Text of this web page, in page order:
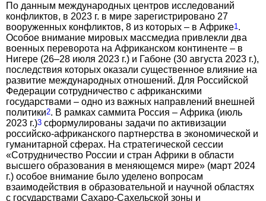
По данным международных центров исследований
конфликтов, в 2023 г. в мире зарегистрировано 27
вооруженных конф­ликтов, 8 из которых – в Африке1.
Особое внимание мировых массмедиа привлекли два
военных переворота на Африканском континенте – в
Нигере (26–28 июля 2023 г.) и Габоне (30 августа 2023 г.),
последствия которых оказали существенное влияние на
развитие международных отношений. Для Российской
Федерации сотрудничество с африканскими
государствами – одно из важных направлений внешней
политики2. В рамках саммита Россия – Африка (июль
2023 г.)3 сформулированы задачи по активизации
российско-африканского партнерства в экономической и
гуманитарной сферах. На стратегической сессии
«Сотрудничество России и стран Африки в области
высшего образования в меняющемся мире» (март 2024
г.) особое внимание было уделено вопросам
взаимодействия в образовательной и научной областях
с государствами Сахаро-Сахельской зоны и